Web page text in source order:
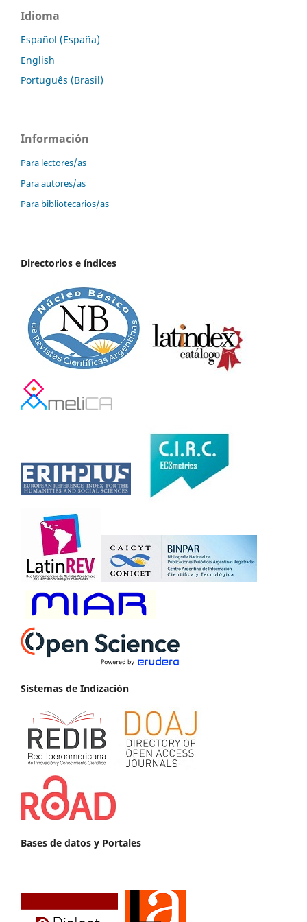
Idioma
Español (España)
English
Português (Brasil)
Información
Para lectores/as
Para autores/as
Para bibliotecarios/as
Directorios e índices
Sistemas de Indización
Bases de datos y Portales